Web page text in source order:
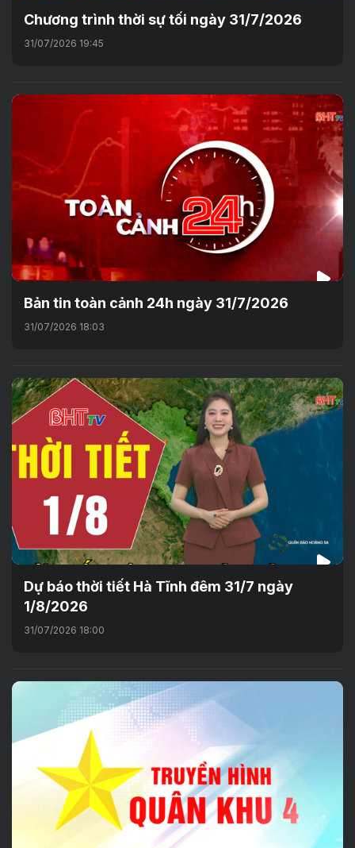
Chương trình thời sự tối ngày 31/7/2026
31/07/2026 19:45
Bản tin toàn cảnh 24h ngày 31/7/2026
31/07/2026 18:03
Dự báo thời tiết Hà Tĩnh đêm 31/7 ngày
1/8/2026
31/07/2026 18:00